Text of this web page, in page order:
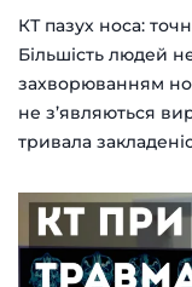
КТ пазух носа:
Більшість людей
захворюванням
не з’являються
тривала